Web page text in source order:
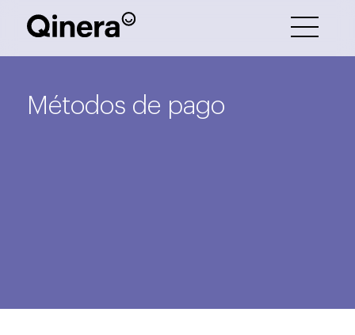
Métodos de pago